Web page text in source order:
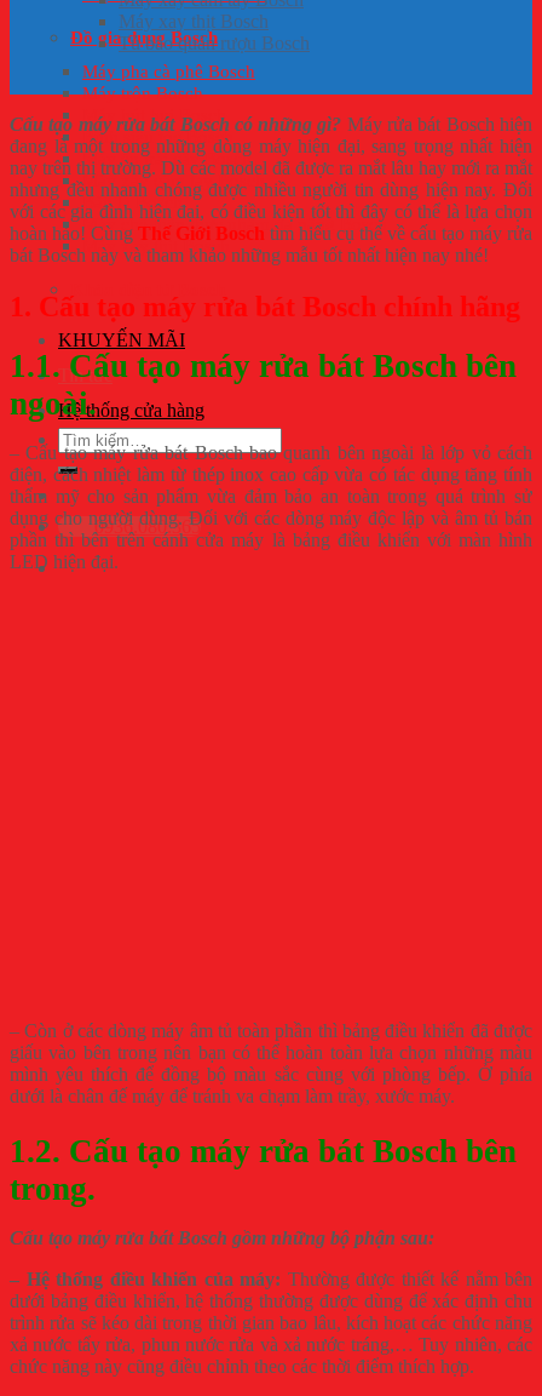
Đồ gia dụng Bosch
Máy pha cà phê Bosch
Máy trộn Bosch
Máy hút bụi Bosch
Bình siêu tốc Bosch
Máy ép trái cây Bosch
Máy xay cầm tay Bosch
Bàn là Bosch
Máy chế biến thực phẩm đa năng Bosch
Máy xay thịt Bosch
KHUYẾN MÃI
Tin tức
Hệ thống cửa hàng
Tìm
kiếm:
0936.080.365
Máy xay thịt Bosch
Tủ bảo quản rượu Bosch
Cấu tạo máy rửa bát Bosch có những gì? Máy rửa bát Bosch hiện
đang là một trong những dòng máy hiện đại, sang trọng nhất hiện
nay trên thị trường. Dù các model đã được ra mắt lâu hay mới ra mắt
nhưng đều nhanh chóng được nhiều người tin dùng hiện nay. Đối
với các gia đình hiện đại, có điều kiện tốt thì đây có thể là lựa chọn
hoàn hảo! Cùng Thế Giới Bosch tìm hiểu cụ thể về cấu tạo máy rửa
bát Bosch này và tham khảo những mẫu tốt nhất hiện nay nhé!
1. Cấu tạo máy rửa bát Bosch chính hãng
1.1. Cấu tạo máy rửa bát Bosch bên
ngoài.
– Cấu tạo máy rửa bát Bosch bao quanh bên ngoài là lớp vỏ cách
điện, cách nhiệt làm từ thép inox cao cấp vừa có tác dụng tăng tính
thẩm mỹ cho sản phẩm vừa đảm bảo an toàn trong quá trình sử
dụng cho người dùng. Đối với các dòng máy độc lập và âm tủ bán
phần thì bên trên cánh cửa máy là bảng điều khiển với màn hình
LED hiện đại.
– Còn ở các dòng máy âm tủ toàn phần thì bảng điều khiển đã được
giấu vào bên trong nên bạn có thể hoàn toàn lựa chọn những màu
mình yêu thích để đồng bộ màu sắc cùng với phòng bếp. Ở phía
dưới là chân đế máy để tránh va chạm làm trầy, xước máy.
1.2. Cấu tạo máy rửa bát Bosch bên
trong.
Cấu tạo máy rửa bát Bosch gồm những bộ phận sau:
– Hệ thống điều khiển của máy: Thường được thiết kế nằm bên
dưới bảng điều khiển, hệ thống thường được dùng để xác định chu
trình rửa sẽ kéo dài trong thời gian bao lâu, kích hoạt các chức năng
xả nước tẩy rửa, phun nước rửa và xả nước tráng,… Tuy nhiên, các
chức năng này cũng điều chỉnh theo các thời điểm thích hợp.